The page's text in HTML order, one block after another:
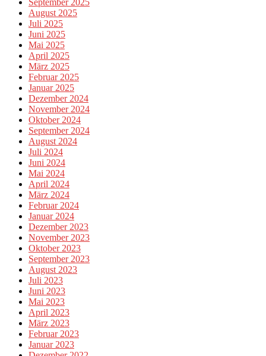
August 2025
Juli 2025
Juni 2025
Mai 2025
April 2025
März 2025
Februar 2025
Januar 2025
Dezember 2024
November 2024
Oktober 2024
September 2024
August 2024
Juli 2024
Juni 2024
Mai 2024
April 2024
März 2024
Februar 2024
Januar 2024
Dezember 2023
November 2023
Oktober 2023
September 2023
August 2023
Juli 2023
Juni 2023
Mai 2023
April 2023
März 2023
Februar 2023
Januar 2023